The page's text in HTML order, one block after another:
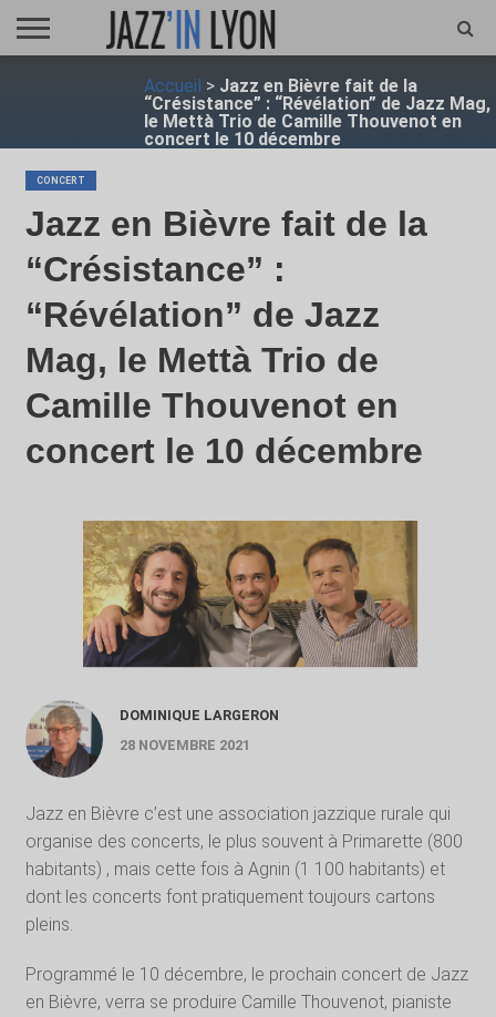
Accueil > Jazz en Bièvre fait de la
“Crésistance” : “Révélation” de Jazz Mag,
le Mettà Trio de Camille Thouvenot en
concert le 10 décembre
CONCERT
Jazz en Bièvre fait de la
“Crésistance” :
“Révélation” de Jazz
Mag, le Mettà Trio de
Camille Thouvenot en
concert le 10 décembre
DOMINIQUE LARGERON
28 NOVEMBRE 2021
Jazz en Bièvre c’est une association jazzique rurale qui
organise des concerts, le plus souvent à Primarette (800
habitants) , mais cette fois à Agnin (1 100 habitants) et
dont les concerts font pratiquement toujours cartons
pleins.
Programmé le 10 décembre, le prochain concert de Jazz
en Bièvre, verra se produire Camille Thouvenot, pianiste